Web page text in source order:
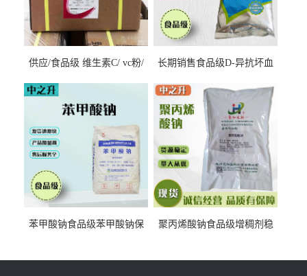
供应/食品级 维生素C/ vc粉/
长期销售食品级D-异抗坏血
苯甲酸钠食品级苯甲酸钠保
聚丙烯酸钠食品级增稠剂稳